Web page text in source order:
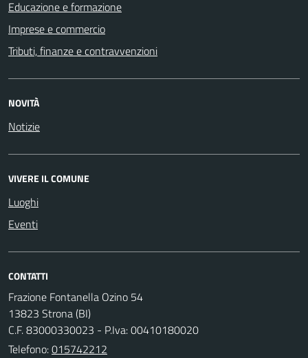
Educazione e formazione
Imprese e commercio
Tributi, finanze e contravvenzioni
NOVITÀ
Notizie
VIVERE IL COMUNE
Luoghi
Eventi
CONTATTI
Frazione Fontanella Ozino 54
13823 Strona (BI)
C.F. 83000330023 - P.Iva: 00410180020
Telefono:015742212